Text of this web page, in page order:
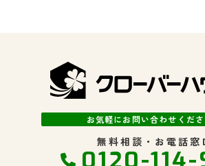
お気軽にお問い合わせくださ
無料相談・お電話窓